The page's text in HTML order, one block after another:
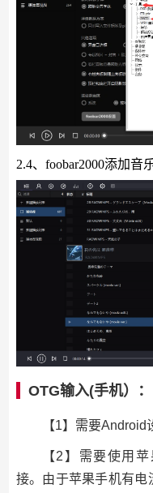
2.4、foobar2000添加音
OTG输入(手机）：
【1】需要Android
【2】需要使用
接。由于苹果手机有